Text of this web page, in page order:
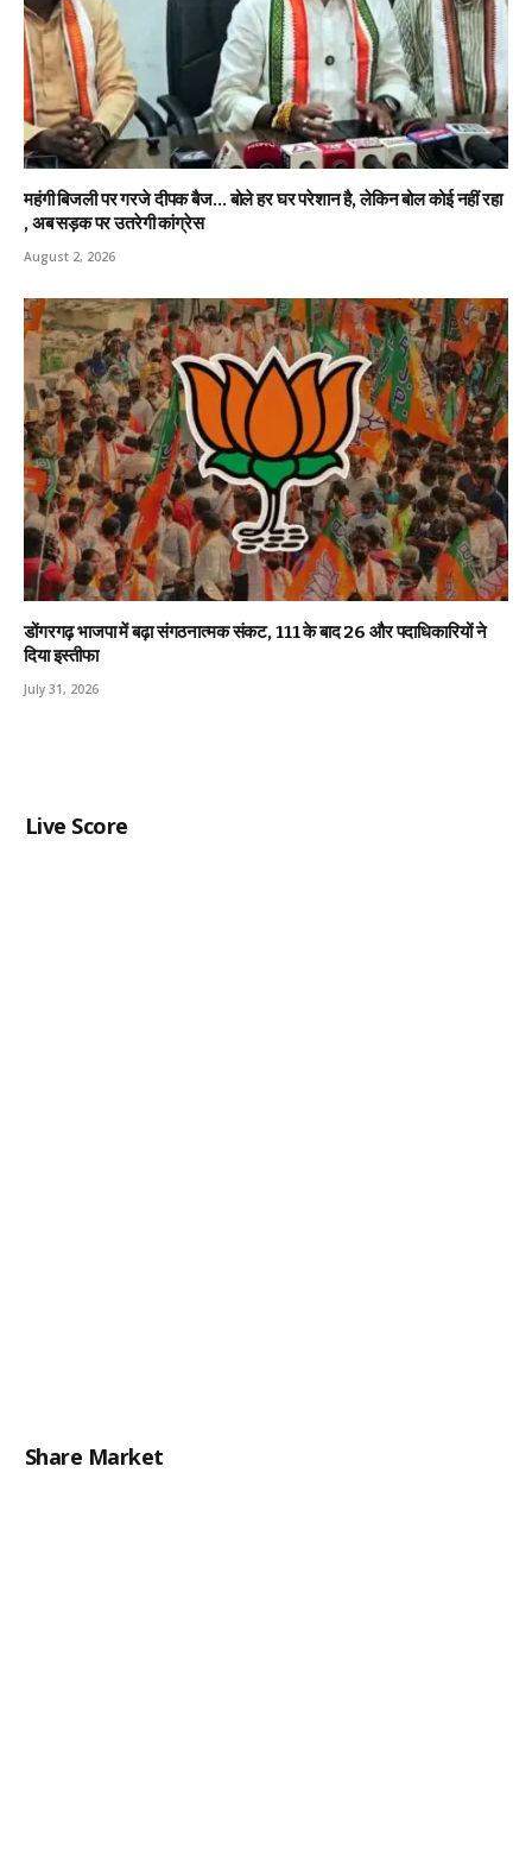
महंगी बिजली पर गरजे दीपक बैज… बोले हर घर परेशान है, लेकिन बोल कोई नहीं रहा
, अब सड़क पर उतरेगी कांग्रेस
August 2, 2026
डोंगरगढ़ भाजपा में बढ़ा संगठनात्मक संकट, 111 के बाद 26 और पदाधिकारियों ने
दिया इस्तीफा
July 31, 2026
Live Score
Share Market